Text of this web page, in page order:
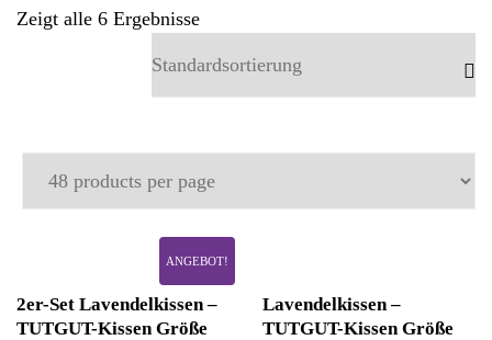
Zeigt alle 6 Ergebnisse
ANGEBOT!
2er-Set Lavendelkissen –
TUTGUT-Kissen Größe
Lavendelkissen –
TUTGUT-Kissen Größe